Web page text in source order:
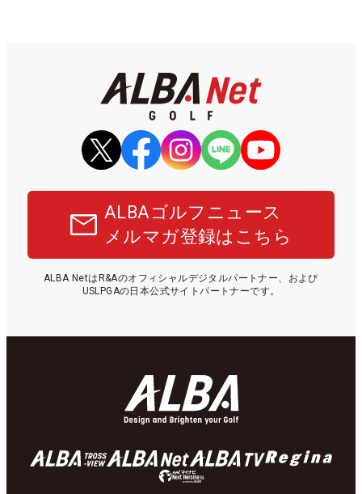
ALBAゴルフニュース
メルマガ登録はこちら
ALBA NetはR&Aのオフィシャルデジタルパートナー、および
USLPGAの日本公式サイトパートナーです。